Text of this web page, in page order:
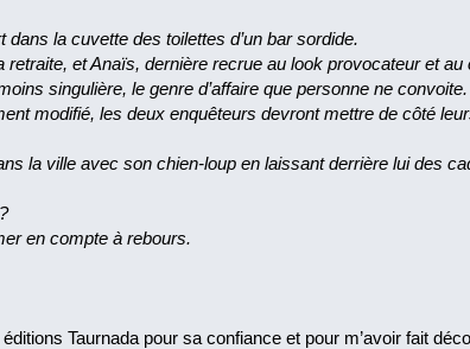
la cuvette des toilettes d’un bar sordide.
et Anaïs, dernière recrue au look provocateur et
singulière, le genre d’affaire que personne ne convoite.
modifié, les deux enquêteurs devront mettre de côté
la ville avec son chien-loup en laissant derrière lui des
en compte à rebours.
Taurnada pour sa confiance et pour m’avoir fait